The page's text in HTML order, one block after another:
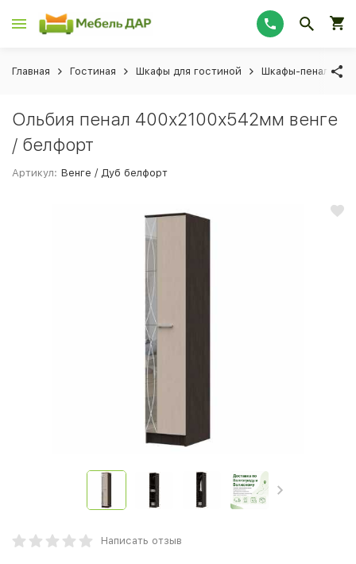
Главная Гостиная Шкафы для гостиной Шкафы-пеналы
Ольбия пенал 400х2100х542мм венге
/ белфорт
Артикул: Венге / Дуб белфорт
Написать отзыв